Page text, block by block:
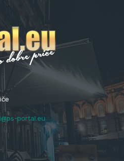
portal.eu